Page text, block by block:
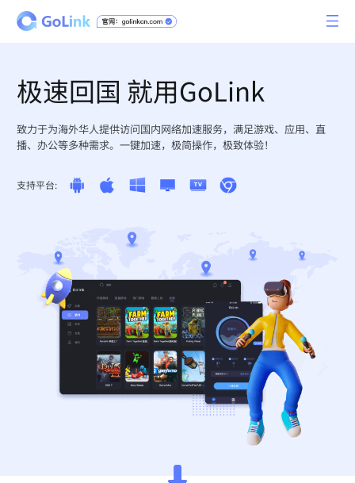
极速回国 就用GoLink
致力于为海外华人提供访问国内网络加速服务，满足游戏、应用、直
播、办公等多种需求。一键加速，极简操作，极致体验！
支持平台: